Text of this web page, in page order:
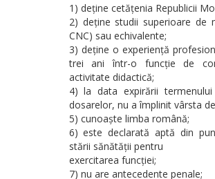
1) deține cetățenia Republicii
2) deține studii superioare de
CNC) sau echivalente;
3) deține o experiență
trei ani într-o funcție de
activitate didactică;
4) la data expirării
dosarelor, nu a împlinit vârsta
5) cunoaște limba română;
6) este declarată aptă din
stării sănătății pentru
exercitarea funcției;
7) nu are antecedente penale;